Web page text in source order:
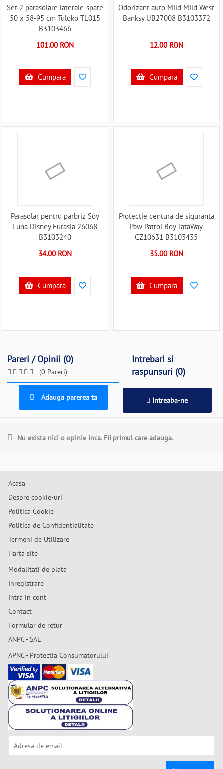
Set 2 parasolare laterale-spate
50 x 58-95 cm Tuloko TL015
B3103466
101.00 RON
Cumpara
Odorizant auto Mild Mild West
Banksy UB27008 B3103372
12.00 RON
Cumpara
Parasolar pentru parbriz Soy
Luna Disney Eurasia 26068
B3103240
34.00 RON
Cumpara
Protectie centura de siguranta
Paw Patrol Boy TataWay
CZ10631 B3103435
35.00 RON
Cumpara
Pareri / Opinii (0)
(0 Pareri)
Intrebari si
raspunsuri (0)
Adauga parerea ta Intreaba-ne
Nu exista nici o opinie inca. Fii primul care adauga.
Acasa
Despre cookie-uri
Politica Cookie
Politica de Confidentialitate
Termeni de Utilizare
Harta site
Modalitati de plata
Inregistrare
Intra in cont
Contact
Formular de retur
ANPC - SAL
APNC - Protectia Consumatorului